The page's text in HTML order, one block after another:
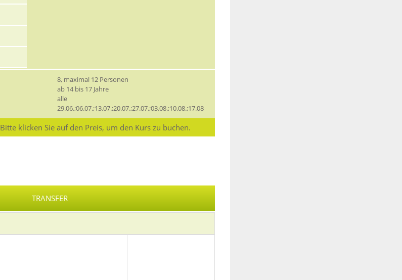
8, maximal 12 Personen
ab 14 bis 17 Jahre
alle
29.06.;06.07.;13.07.;20.07.;27.07.;03.08.;10.08.;17.08
Bitte klicken Sie auf den Preis, um den Kurs zu buchen.
TRANSFER